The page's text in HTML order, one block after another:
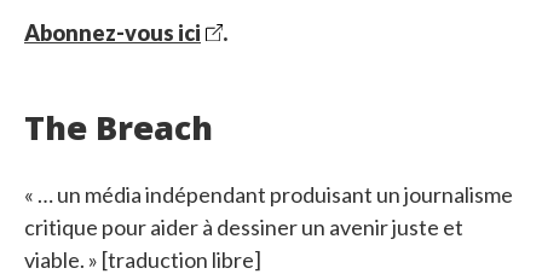
Abonnez-vous ici .
The Breach
« … un média indépendant produisant un journalisme
critique pour aider à dessiner un avenir juste et
viable. » [traduction libre]